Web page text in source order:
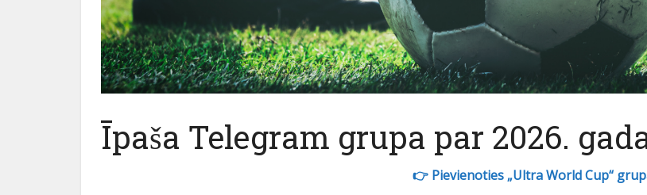
Īpaša Telegram grupa par 2026.
👉 Pievienoties „Ultra World Cup“